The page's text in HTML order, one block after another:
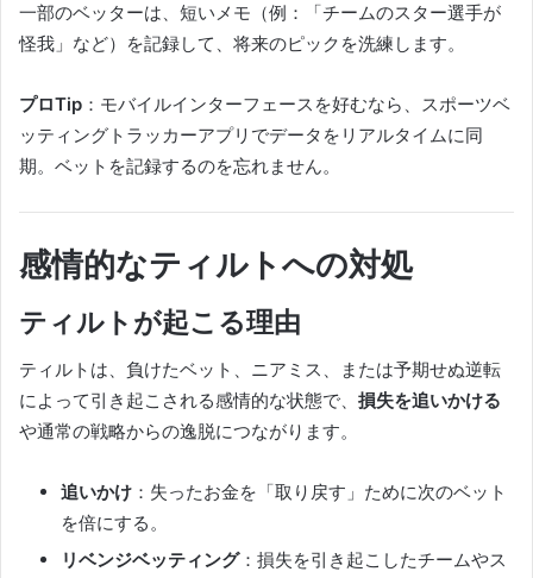
一部のベッターは、短いメモ（例：「チームのスター選手が
怪我」など）を記録して、将来のピックを洗練します。
プロTip ：モバイルインターフェースを好むなら、スポーツベ
ッティングトラッカーアプリでデータをリアルタイムに同
期。ベットを記録するのを忘れません。
感情的なティルトへの対処
ティルトが起こる理由
ティルトは、負けたベット、ニアミス、または予期せぬ逆転
によって引き起こされる感情的な状態で、 損失を追いかける
や通常の戦略からの逸脱につながります。
追いかけ ：失ったお金を「取り戻す」ために次のベット
を倍にする。
リベンジベッティング：損失を引き起こしたチームやス